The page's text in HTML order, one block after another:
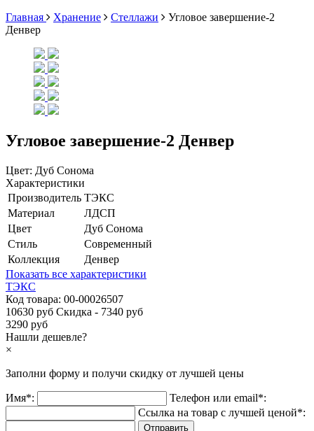
Главная
Хранение Стеллажи
Угловое завершение-2
Денвер
Угловое завершение-2 Денвер
Цвет: Дуб Сонома
Характеристики
Производитель ТЭКС
Материал
ЛДСП
Цвет
Дуб Сонома
Стиль
Современный
Коллекция
Денвер
Показать все характеристики
ТЭКС
Код товара: 00-00026507
10630 руб Скидка - 7340 руб
3290 руб
Нашли дешевле?
×
Заполни форму и получи скидку от лучшей цены
Имя*:
Телефон или email*:
Ссылка на товар с лучшей ценой*: